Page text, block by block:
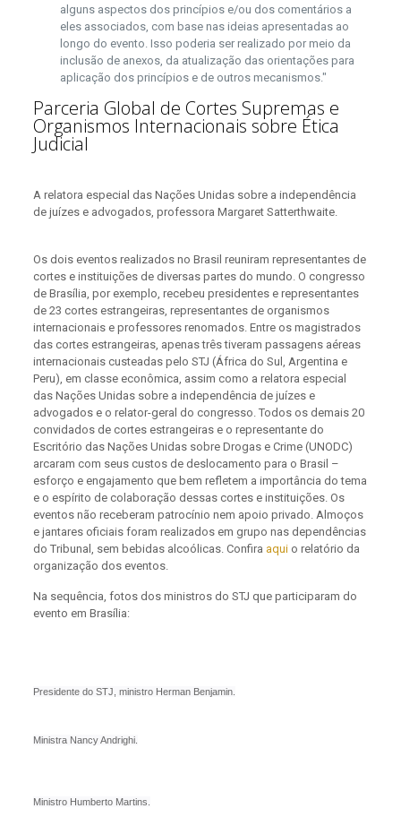
alguns aspectos dos princípios e/ou dos comentários a
eles associados, com base nas ideias apresentadas ao
longo do evento. Isso poderia ser realizado por meio da
inclusão de anexos, da atualização das orientações para
aplicação dos princípios e de outros mecanismos."​​​​​​​​​
Parceria Global de Cortes Supremas e
Organismos Internacionais sobre Ética
Judicial
A relatora especial das Nações Unidas sobre a independência
de juízes e advogados, professora Margaret Satterthwaite.
Os dois eventos realizados no Brasil reuniram representantes de
cortes e instituições de diversas partes do mundo. O congresso
de Brasília, por exemplo, recebeu presidentes e representantes
de 23 cortes estrangeiras, representantes de organismos
internacionais e professores renomados. Entre os magistrados
das cortes estrangeiras, apenas três tiveram passagens aéreas
internacionais custeadas pelo STJ (África do Sul, Argentina e
Peru), em classe econômica, assim como a relatora especial
das Nações Unidas sobre a independência de juízes e
advogados e o relator-geral do congresso. Todos os demais 20
convidados de cortes estrangeiras e o representante do
Escritório das Nações Unidas sobre Drogas e Crime (UNODC)
arcaram com seus custos de deslocamento para o Brasil –
esforço e engajamento que bem refletem a importância do tema
e o espírito de colaboração dessas cortes e instituições. Os
eventos não receberam patrocínio nem apoio privado. Almoços
e jantares oficiais foram realizados em grupo nas dependências
do Tribunal, sem bebidas alcoólicas. Confira aquio relatório da
organização dos eventos.
Na sequência, fotos dos ministros do STJ que participaram do
evento em Brasília:
Presidente do STJ, ministro Herman Benjamin.
Ministra Nancy Andrighi.
Ministro Humberto Martins.